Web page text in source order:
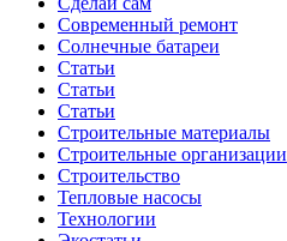
Современный ремонт
Солнечные батареи
Статьи
Статьи
Статьи
Строительные материалы
Строительные организации
Строительство
Тепловые насосы
Технологии